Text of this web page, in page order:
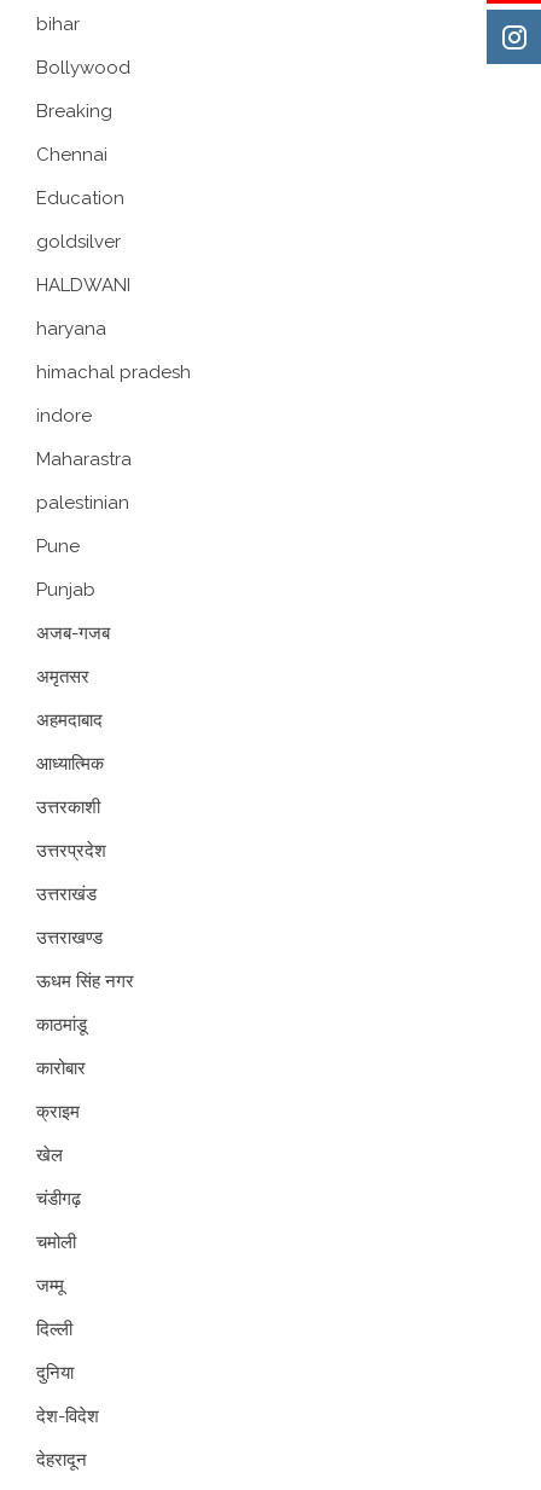
bihar
Bollywood
Breaking
Chennai
Education
goldsilver
HALDWANI
haryana
himachal pradesh
indore
Maharastra
palestinian
Pune
Punjab
अजब-गजब
अमृतसर
अहमदाबाद
आध्यात्मिक
उत्तरकाशी
उत्तरप्रदेश
उत्तराखंड
उत्तराखण्ड
ऊधम सिंह नगर
काठमांडू
कारोबार
क्राइम
खेल
चंडीगढ़
चमोली
जम्मू
दिल्ली
दुनिया
देश-विदेश
देहरादून